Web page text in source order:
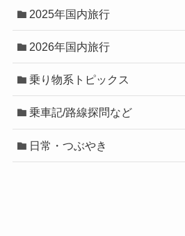
2025年国内旅行
2026年国内旅行
乗り物系トピックス
乗車記/路線探問など
日常・つぶやき